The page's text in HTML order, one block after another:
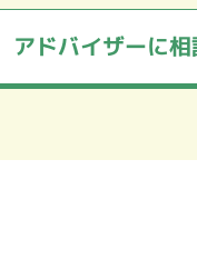
アドバイザーに相